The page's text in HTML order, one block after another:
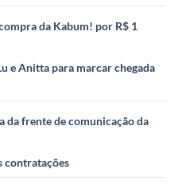
da Kabum! por R$ 1
e Anitta para marcar chegada
da frente de comunicação da
contratações